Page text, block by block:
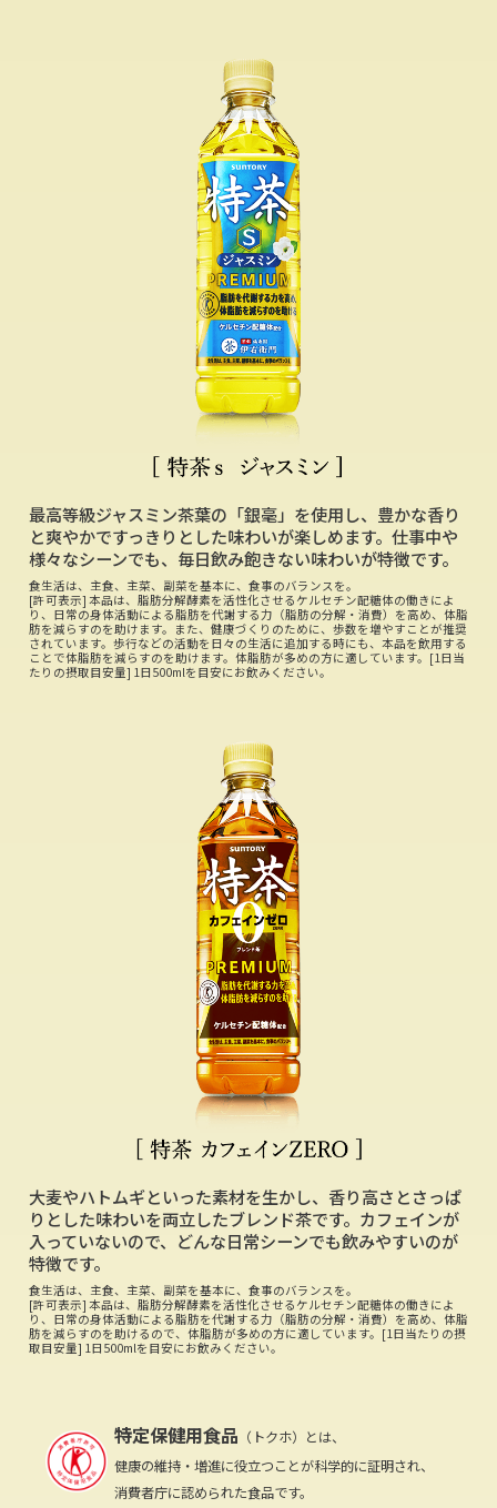
最高等級ジャスミン茶葉の「銀毫」を使用し、豊かな香り
と爽やかですっきりとした味わいが楽しめます。仕事中や
様々なシーンでも、毎日飲み飽きない味わいが特徴です。
食生活は、主食、主菜、副菜を基本に、食事のバランスを。
[許可表示] 本品は、脂肪分解酵素を活性化させるケルセチン配糖体の働きによ
り、日常の身体活動による脂肪を代謝する力（脂肪の分解・消費）を高め、体脂
肪を減らすのを助けます。また、健康づくりのために、歩数を増やすことが推奨
されています。歩行などの活動を日々の生活に追加する時にも、本品を飲用する
ことで体脂肪を減らすのを助けます。体脂肪が多めの方に適しています。[1日当
たりの摂取目安量] 1日500mlを目安にお飲みください。
大麦やハトムギといった素材を生かし、香り高さとさっぱ
りとした味わいを両立したブレンド茶です。カフェインが
入っていないので、どんな日常シーンでも飲みやすいのが
特徴です。
食生活は、主食、主菜、副菜を基本に、食事のバランスを。
[許可表示] 本品は、脂肪分解酵素を活性化させるケルセチン配糖体の働きによ
り、日常の身体活動による脂肪を代謝する力（脂肪の分解・消費）を高め、体脂
肪を減らすのを助けるので、体脂肪が多めの方に適しています。[1日当たりの摂
取目安量] 1日500mlを目安にお飲みください。
特定保健用食品 （トクホ）とは、
健康の維持・増進に役立つことが科学的に証明され、
消費者庁に認められた食品です。